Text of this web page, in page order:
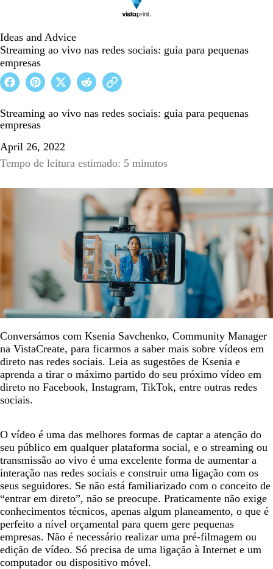
Ideas and Advice
Streaming ao vivo nas redes sociais: guia para pequenas
empresas
Streaming ao vivo nas redes sociais: guia para pequenas
empresas
April 26, 2022
Tempo de leitura estimado: 5 minutos
Conversámos com Ksenia Savchenko, Community Manager
na VistaCreate, para ficarmos a saber mais sobre vídeos em
direto nas redes sociais. Leia as sugestões de Ksenia e
aprenda a tirar o máximo partido do seu próximo vídeo em
direto no Facebook, Instagram, TikTok, entre outras redes
sociais.
O vídeo é uma das melhores formas de captar a atenção do
seu público em qualquer plataforma social, e o streaming ou
transmissão ao vivo é uma excelente forma de aumentar a
interação nas redes sociais e construir uma ligação com os
seus seguidores. Se não está familiarizado com o conceito de
“entrar em direto”, não se preocupe. Praticamente não exige
conhecimentos técnicos, apenas algum planeamento, o que é
perfeito a nível orçamental para quem gere pequenas
empresas. Não é necessário realizar uma pré-filmagem ou
edição de vídeo. Só precisa de uma ligação à Internet e um
computador ou dispositivo móvel.